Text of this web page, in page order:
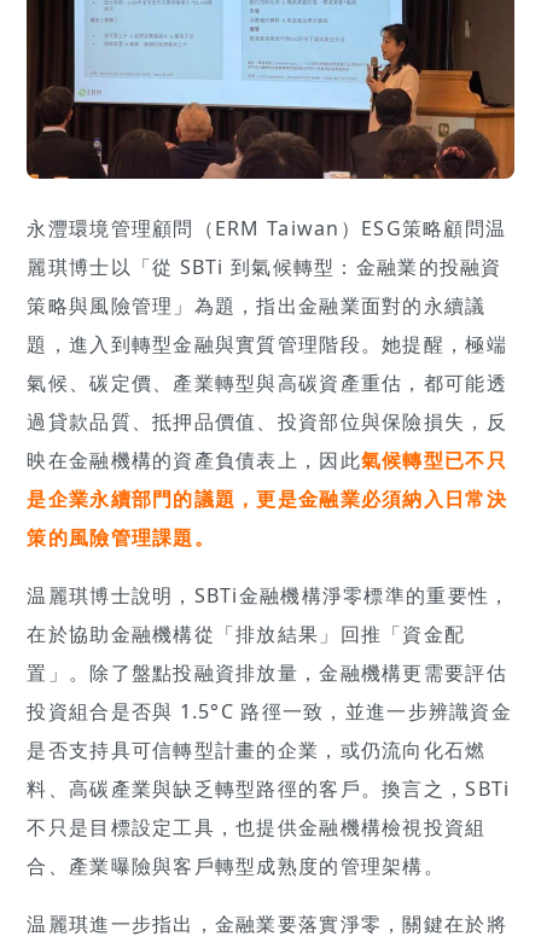
永灃環境管理顧問（ERM Taiwan）ESG策略顧問温
麗琪博士以「從 SBTi 到氣候轉型：金融業的投融資
策略與風險管理」為題，指出金融業面對的永續議
題，進入到轉型金融與實質管理階段。她提醒，極端
氣候、碳定價、產業轉型與高碳資產重估，都可能透
過貸款品質、抵押品價值、投資部位與保險損失，反
映在金融機構的資產負債表上，因此氣候轉型已不只
是企業永續部門的議題，更是金融業必須納入日常決
策的風險管理課題。
温麗琪博士說明，SBTi金融機構淨零標準的重要性，
在於協助金融機構從「排放結果」回推「資金配
置」。除了盤點投融資排放量，金融機構更需要評估
投資組合是否與 1.5°C 路徑一致，並進一步辨識資金
是否支持具可信轉型計畫的企業，或仍流向化石燃
料、高碳產業與缺乏轉型路徑的客戶。換言之，SBTi
不只是目標設定工具，也提供金融機構檢視投資組
合、產業曝險與客戶轉型成熟度的管理架構。
温麗琪進一步指出，金融業要落實淨零，關鍵在於將